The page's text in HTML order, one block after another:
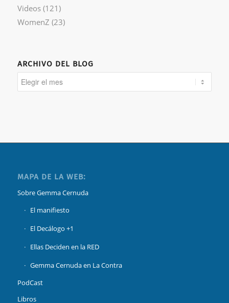
Videos(121)
WomenZ (23)
ARCHIVO DEL BLOG
MAPA DE LA WEB:
Sobre Gemma Cernuda
El manifiesto
El Decálogo +1
Ellas Deciden en la RED
Gemma Cernuda en La Contra
PodCast
Libros